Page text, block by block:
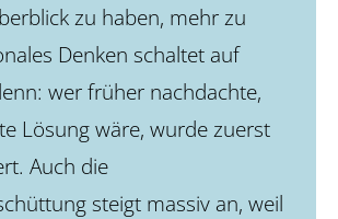
zu haben, mehr zu
Denken schaltet auf
wer früher nachdachte,
Lösung wäre, wurde zuerst
Auch die
steigt massiv an, weil